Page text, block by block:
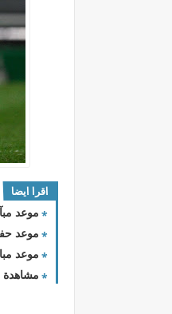
اقرا ايضا
موعد
موعد
موعد
مشاهدة